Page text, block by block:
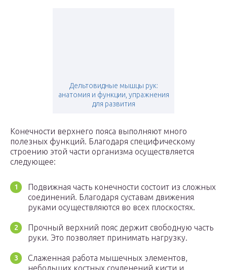
Дельтовидные мышцы рук:
анатомия и функции, упражнения
для развития
Конечности верхнего пояса выполняют много
полезных функций. Благодаря специфическому
строению этой части организма осуществляется
следующее:
Подвижная часть конечности состоит из сложных
соединений. Благодаря суставам движения
руками осуществляются во всех плоскостях.
Прочный верхний пояс держит свободную часть
руки. Это позволяет принимать нагрузку.
Слаженная работа мышечных элементов,
небольших костных сочленений кисти и